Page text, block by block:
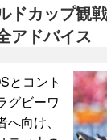
バ
ドカップ観
アドバイス
とコント
グビーワ
向け、